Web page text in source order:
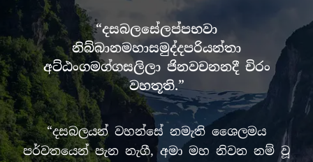
“දසබලසේලප්පභවා
නිබ්බානමහාසමුද්දපරියන්තා
අට්ඨංගමග්ගසලිලා ජිනවචනනදී චිරං
වහතූති.”
“දසබලයන් වහන්සේ නමැති ශෛලමය
පර්වතයෙන් පැන නැගී, අමා මහ නිවන නම් වූ